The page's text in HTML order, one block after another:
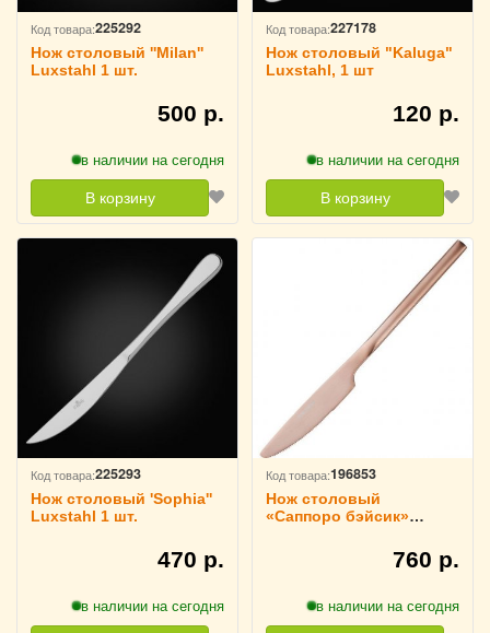
Код товара:225292
Нож столовый ''Milan''
Luxstahl 1 шт.
500 р.
в наличии на сегодня
В корзину
Код товара:227178
Нож столовый "Kaluga"
Luxstahl, 1 шт
120 р.
в наличии на сегодня
В корзину
Код товара:225293
Нож столовый 'Sophia''
Luxstahl 1 шт.
470 р.
в наличии на сегодня
Код товара:196853
Нож столовый
«Саппоро бэйсик»
L=22 см, 3113209760 р.
в наличии на сегодня